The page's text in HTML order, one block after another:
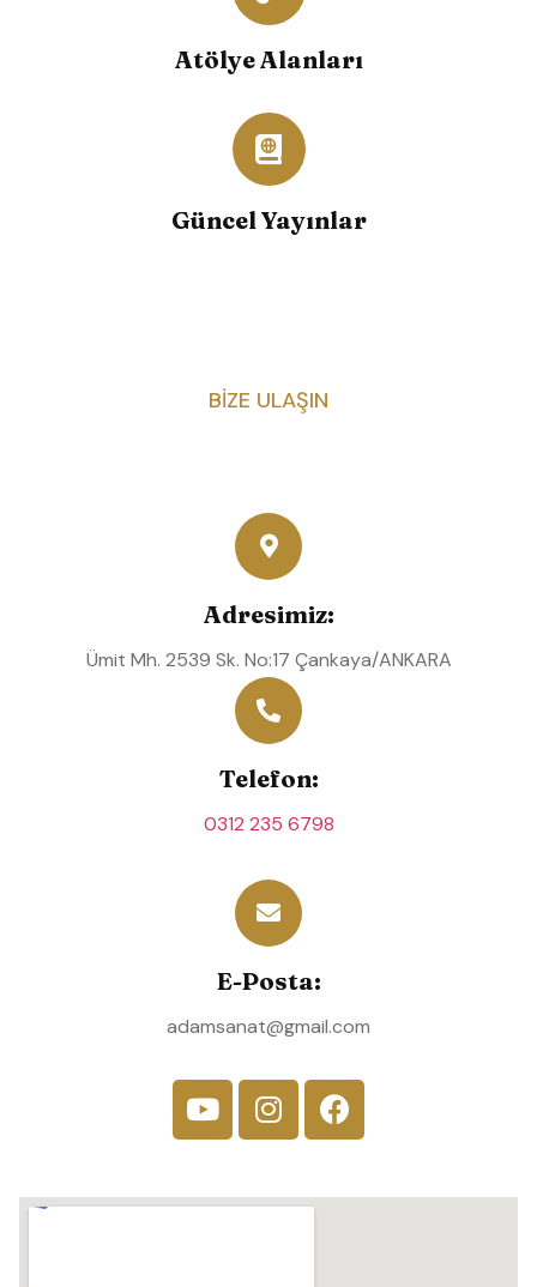
Atölye Alanları
Güncel Yayınlar
BIZE ULAŞIN
Adresimiz:
Ümit Mh. 2539 Sk. No:17 Çankaya/ANKARA
Telefon:
0312 235 6798
E-Posta:
adamsanat@gmail.com